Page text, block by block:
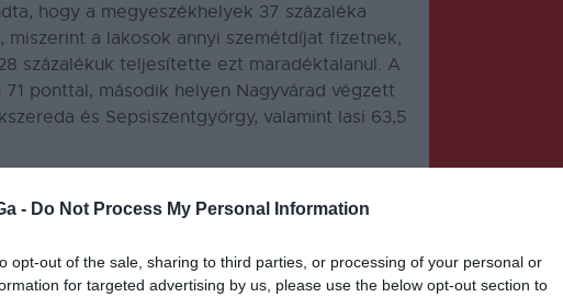
- Do Not Process My Personal Information
opt-out of the sale, sharing to third parties, or processing of your personal or
for targeted advertising by us, please use the below opt-out section to
hogy a megyeszékhelyek 37 százaléka
a lakosok annyi szemétdíjat fizetnek,
százalékuk teljesítette ezt maradéktalanul. A
ponttal, második helyen Nagyvárad végzett
és Sepsiszentgyörgy, valamint Iasi 63,5